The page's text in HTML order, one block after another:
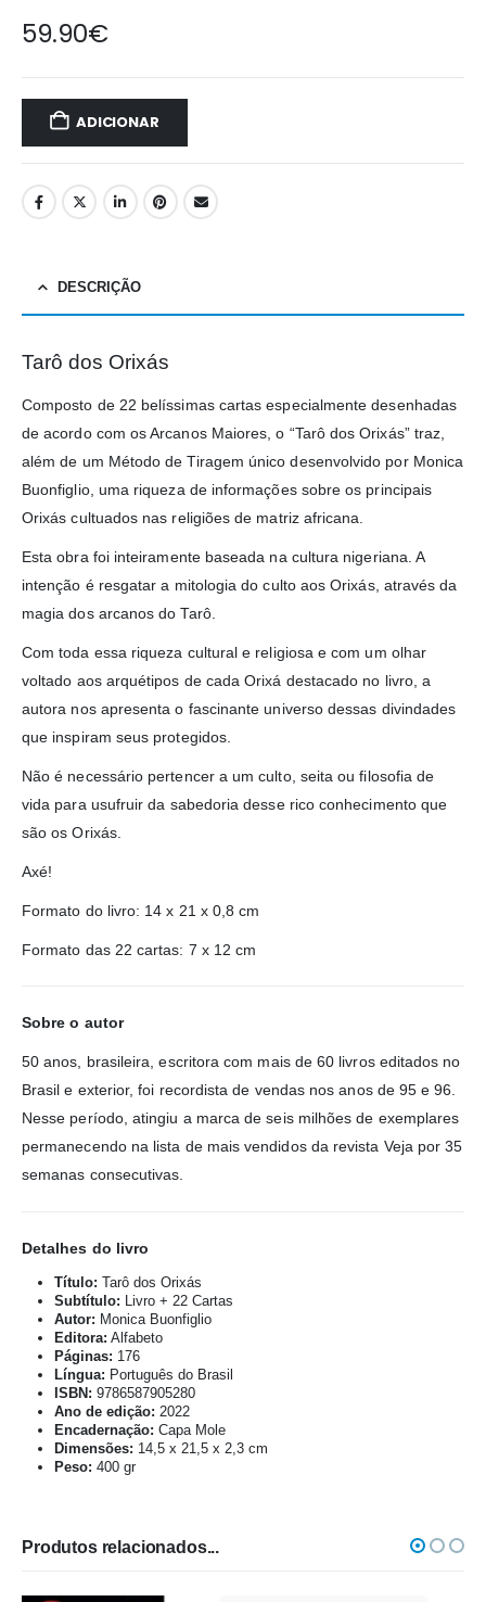
59.90€
ADICIONAR
DESCRIÇÃO
Tarô dos Orixás
Composto de 22 belíssimas cartas especialmente desenhadas
de acordo com os Arcanos Maiores, o “Tarô dos Orixás” traz,
além de um Método de Tiragem único desenvolvido por Monica
Buonfiglio, uma riqueza de informações sobre os principais
Orixás cultuados nas religiões de matriz africana.
Esta obra foi inteiramente baseada na cultura nigeriana. A
intenção é resgatar a mitologia do culto aos Orixás, através da
magia dos arcanos do Tarô.
Com toda essa riqueza cultural e religiosa e com um olhar
voltado aos arquétipos de cada Orixá destacado no livro, a
autora nos apresenta o fascinante universo dessas divindades
que inspiram seus protegidos.
Não é necessário pertencer a um culto, seita ou filosofia de
vida para usufruir da sabedoria desse rico conhecimento que
são os Orixás.
Axé!
Formato do livro: 14 x 21 x 0,8 cm
Formato das 22 cartas: 7 x 12 cm
Sobre o autor
50 anos, brasileira, escritora com mais de 60 livros editados no
Brasil e exterior, foi recordista de vendas nos anos de 95 e 96.
Nesse período, atingiu a marca de seis milhões de exemplares
permanecendo na lista de mais vendidos da revista Veja por 35
semanas consecutivas.
Detalhes do livro
Título: Tarô dos Orixás
Subtítulo: Livro + 22 Cartas
Autor: Monica Buonfiglio
Editora: Alfabeto
Páginas: 176
Língua: Português do Brasil
ISBN: 9786587905280
Ano de edição: 2022
Encadernação: Capa Mole
Dimensões: 14,5 x 21,5 x 2,3 cm
Peso: 400 gr
Produtos relacionados...